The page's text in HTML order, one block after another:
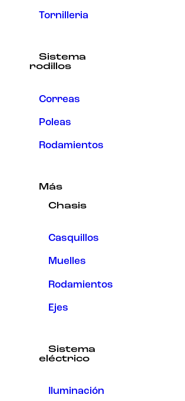
Tornilleria
Sistema
rodillos
Correas
Poleas
Rodamientos
Más
Chasis
Casquillos
Muelles
Rodamientos
Ejes
Sistema
eléctrico
Iluminación